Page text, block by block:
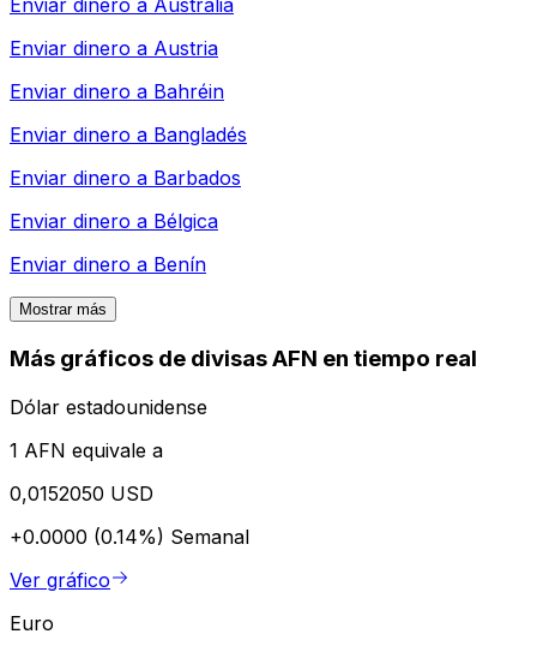
Enviar dinero a Australia
Enviar dinero a Austria
Enviar dinero a Bahréin
Enviar dinero a Bangladés
Enviar dinero a Barbados
Enviar dinero a Bélgica
Enviar dinero a Benín
Mostrar más
Más gráficos de divisas AFN en tiempo real
Dólar estadounidense
1 AFN equivale a
0,0152050 USD
+0.0000 (0.14%) Semanal
Ver gráfico
Euro